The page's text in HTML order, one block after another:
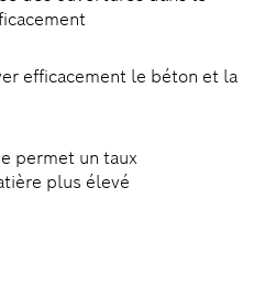
efficacement le béton et la
permet un taux
plus élevé